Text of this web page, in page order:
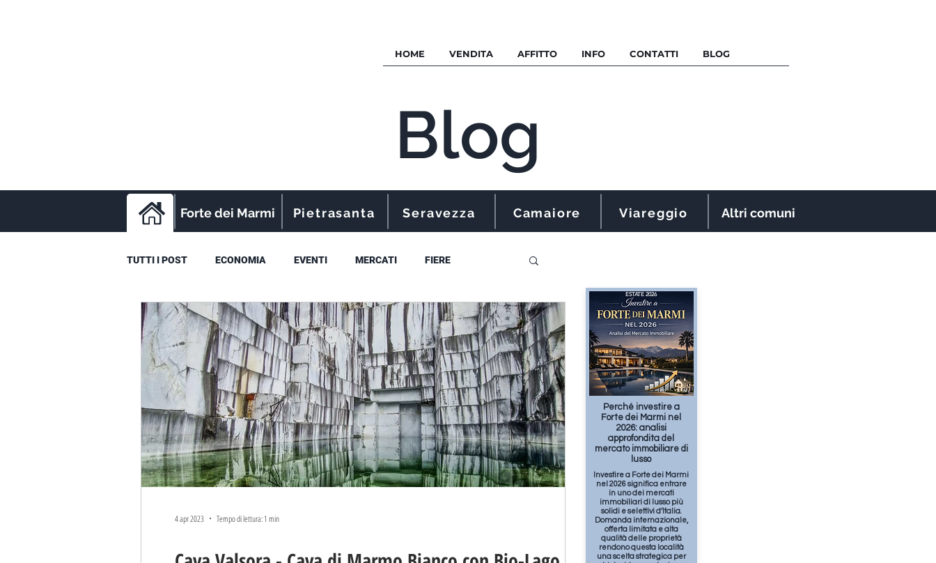
HOME VENDITA AFFITTO INFO CONTATTI BLOG
Blog
Forte dei Marmi Pietrasanta Seravezza Camaiore Viareggio Altri comuni
TUTTI I POST ECONOMIA EVENTI MERCATI FIERE
ARTE E SPETTACOLO STREET FOOD SPORT
4 apr 2023 Tempo di lettura: 1 min
ESTATE 2026
feb 3 min
1
Perché investire a
Forte dei Marmi nel
2026: analisi
approfondita del
mercato immobiliare di
lusso
Investire a Forte dei Marmi
nel 2026 significa entrare
in uno dei mercati
immobiliari di lusso più
solidi e selettivi d’Italia.
Domanda internazionale,
offerta limitata e alta
qualità delle proprietà
rendono questa località
una scelta strategica per